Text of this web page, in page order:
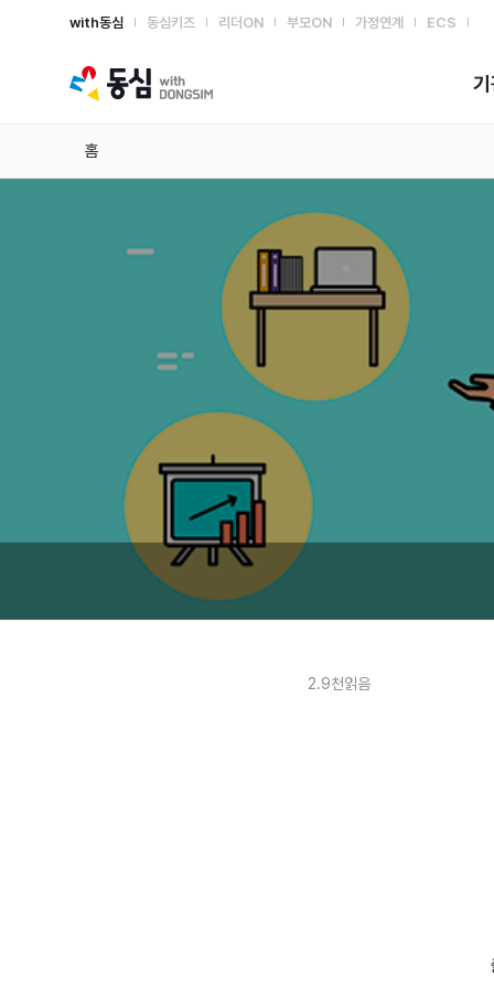
with동심 동심키즈 리더ON 부모ON 가정연계 ECS
with동심
홈
2.9천읽음